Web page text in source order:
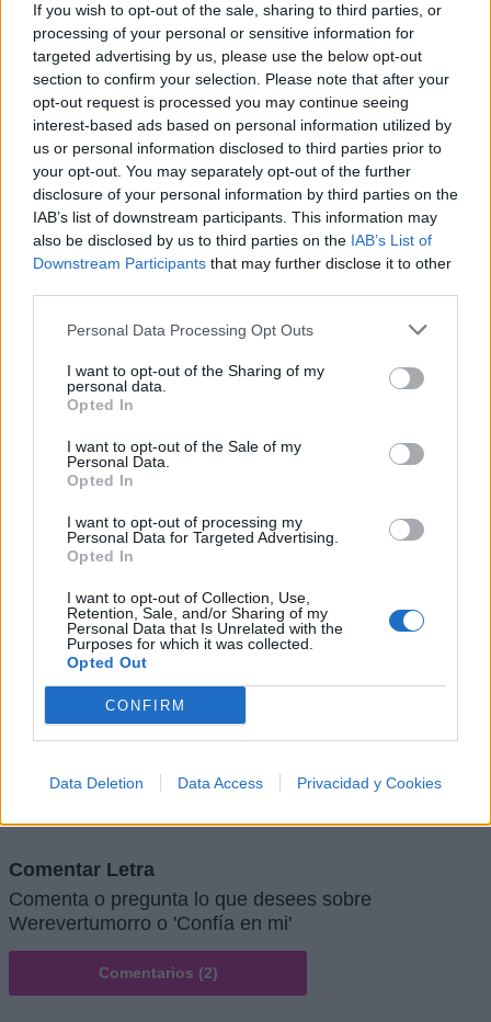
If you wish to opt-out of the sale, sharing to third parties, or
processing of your personal or sensitive information for
targeted advertising by us, please use the below opt-out
section to confirm your selection. Please note that after your
opt-out request is processed you may continue seeing
interest-based ads based on personal information utilized by
us or personal information disclosed to third parties prior to
your opt-out. You may separately opt-out of the further
disclosure of your personal information by third parties on the
IAB’s list of downstream participants. This information may
also be disclosed by us to third parties on the IAB’s List of
Downstream Participants that may further disclose it to other
Personal Data Processing Opt Outs
I want to opt-out of the Sharing of my
personal data.
Opted In
I want to opt-out of the Sale of my
Personal Data.
Opted In
I want to opt-out of processing my
Personal Data for Targeted Advertising.
Opted In
I want to opt-out of Collection, Use,
Retention, Sale, and/or Sharing of my
Personal Data that Is Unrelated with the
Purposes for which it was collected.
Opted Out
CONFIRM
Data Deletion Data Access Privacidad y Cookies
Letra Dame Una Oportunidad
+ Letras de Werevertumorro
Biografía Ranking Fotos Foro
Ranking de Werevertumorro
Werevertumorrono está entre los 500 artistas
más apoyados y visitados de esta semana.
¿Apoyar a Werevertumorro?
11 0
Ranking de Werevertumorro TOP Música
Comentar Letra
Comenta o pregunta lo que desees sobre
Werevertumorro o 'Confía en mi'
Comentarios (2)